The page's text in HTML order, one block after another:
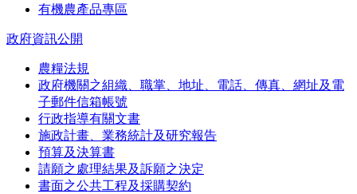
有機農產品專區
政府資訊公開
農糧法規
政府機關之組織、職掌、地址、電話、傳真、網址及電
子郵件信箱帳號
行政指導有關文書
施政計畫、業務統計及研究報告
預算及決算書
請願之處理結果及訴願之決定
書面之公共工程及採購契約